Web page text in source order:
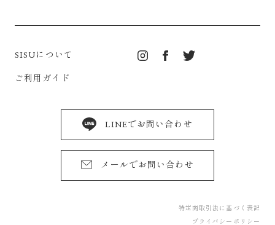
SISUについて
ご利用ガイド
LINEでお問い合わせ
メールでお問い合わせ
特定商取引法に基づく表記
プライバシーポリシー